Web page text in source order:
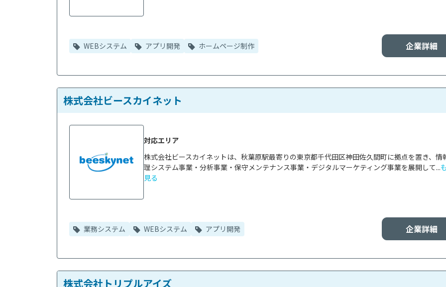
企業詳細
WEBシステム アプリ開発 ホームページ制作
株式会社ビースカイネット
株式会社ビースカイネットは、秋葉原駅最寄りの東京都千代田区神田佐久間町に拠点を置き、情
理システム事業・分析事業・保守メンテナンス事業・デジタルマーケティング事業を展開して...
見る
対応エリア
企業詳細
業務システム WEBシステム アプリ開発
株式会社トリプルアイズ